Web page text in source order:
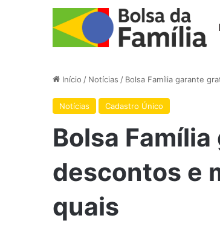
Início / Notícias / Bolsa Família garante
Notícias Cadastro Único
Bolsa
descontos e
quais